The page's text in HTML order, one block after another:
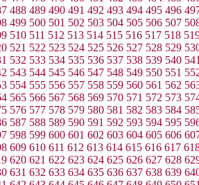
488 489 490 491 492 493 494 495 496
499 500 501 502 503 504 505 506 507
510 511 512 513 514 515 516 517 518
521 522 523 524 525 526 527 528 529
532 533 534 535 536 537 538 539 540
543 544 545 546 547 548 549 550 551
554 555 556 557 558 559 560 561 562
565 566 567 568 569 570 571 572 573
576 577 578 579 580 581 582 583 584
587 588 589 590 591 592 593 594 595
598 599 600 601 602 603 604 605 606
609 610 611 612 613 614 615 616 617
620 621 622 623 624 625 626 627 628
631 632 633 634 635 636 637 638 639